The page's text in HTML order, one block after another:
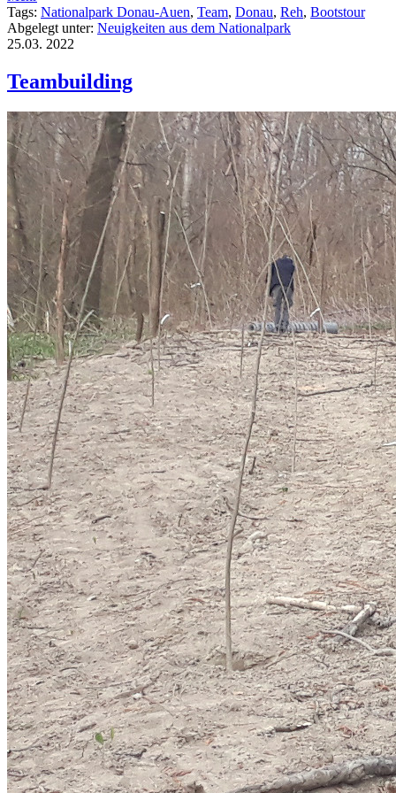
Tags: Nationalpark Donau-Auen, Team, Donau, Reh, Bootstour
Abgelegt unter: Neuigkeiten aus dem Nationalpark
25.03. 2022
Teambuilding